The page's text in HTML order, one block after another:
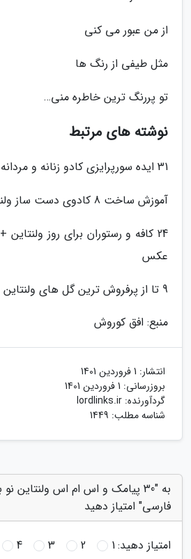
از من عبور می کنی
مثل طیفی از رنگ ها
تو پررنگ ترین خاطره منی…
نوشته های مرتبط
31 ایده سورپرایزی کادو زنانه و مردانه ولنتاین 1400
آموزش ساخت 8 کادوی دست ساز ولنتاین
24 کافه و رستوران برای روز
عکس
9 تا از پرفروش ترین گل های ولنتاین + نماد آن ها در عشق
منبع: افق کوروش
انتشار: 1 فروردین 1401
بروزرسانی: 1 فروردین 1401
گردآورنده: lordlinks.ir
شناسه مطلب: 1449
به "30 پیامک و اس ام اس ولنتاین
فارسی" امتیاز دهید
امتیاز دهید:1
2
3
4